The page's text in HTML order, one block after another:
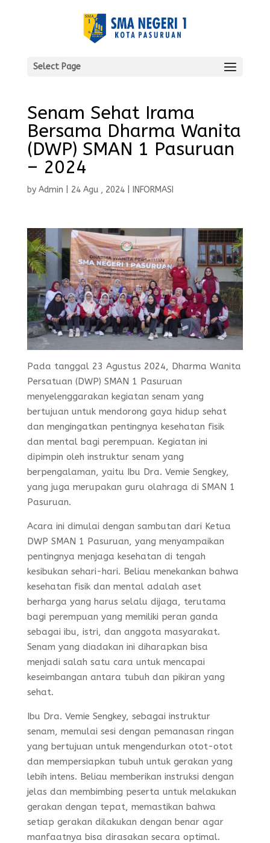
Select Page
Senam Sehat Irama
Bersama Dharma Wanita
(DWP) SMAN 1 Pasuruan
– 2024
by Admin 24 Agu , 2024| INFORMASI
Pada tanggal 23 Agustus 2024, Dharma Wanita
Persatuan (DWP) SMAN 1 Pasuruan
menyelenggarakan kegiatan senam yang
bertujuan untuk mendorong gaya hidup sehat
dan mengingatkan pentingnya kesehatan fisik
dan mental bagi perempuan. Kegiatan ini
dipimpin oleh instruktur senam yang
berpengalaman, yaitu Ibu Dra. Vemie Sengkey,
yang juga merupakan guru olahraga di SMAN 1
Pasuruan.
Acara ini dimulai dengan sambutan dari Ketua
DWP SMAN 1 Pasuruan, yang menyampaikan
pentingnya menjaga kesehatan di tengah
kesibukan sehari-hari. Beliau menekankan bahwa
kesehatan fisik dan mental adalah aset
berharga yang harus selalu dijaga, terutama
bagi perempuan yang memiliki peran ganda
sebagai ibu, istri, dan anggota masyarakat.
Senam yang diadakan ini diharapkan bisa
menjadi salah satu cara untuk mencapai
keseimbangan antara tubuh dan pikiran yang
sehat.
Ibu Dra. Vemie Sengkey, sebagai instruktur
senam, memulai sesi dengan pemanasan ringan
yang bertujuan untuk mengendurkan otot-otot
dan mempersiapkan tubuh untuk gerakan yang
lebih intens. Beliau memberikan instruksi dengan
jelas dan membimbing peserta untuk melakukan
gerakan dengan tepat, memastikan bahwa
setiap gerakan dilakukan dengan benar agar
manfaatnya bisa dirasakan secara optimal.